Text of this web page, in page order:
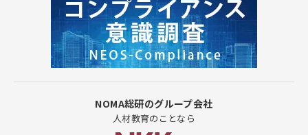
NOMA総研のグループ会社
人材教育のことなら